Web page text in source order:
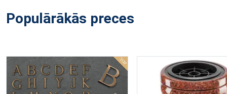
Populārākās preces